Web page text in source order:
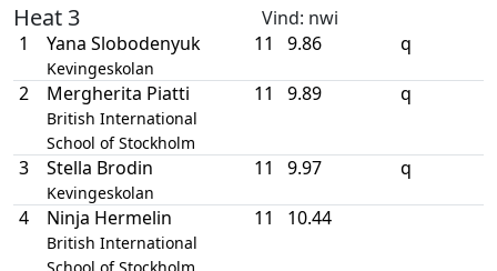
Heat 3 Vind: nwi
1
Yana Slobodenyuk
Kevingeskolan
11 9.86 q
2 Mergherita Piatti
British International
School of Stockholm
11 9.89 q
3 Stella Brodin
Kevingeskolan
11 9.97 q
4 Ninja Hermelin
British International
School of Stockholm
11 10.44